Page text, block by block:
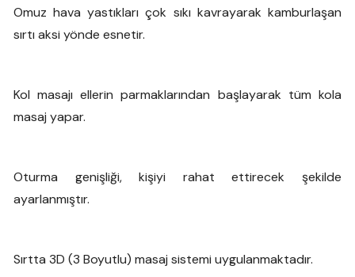
Omuz hava yastıkları çok sıkı kavrayarak kamburlaşan
sırtı aksi yönde esnetir.
Kol masajı ellerin parmaklarından başlayarak tüm kola
masaj yapar.
Oturma genişliği, kişiyi rahat ettirecek şekilde
ayarlanmıştır.
Sırtta 3D (3 Boyutlu) masaj sistemi uygulanmaktadır.